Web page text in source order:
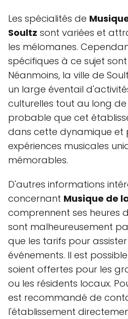
Les spécialités de
Soultz sont variées et
les mélomanes.
spécifiques à ce sujet
Néanmoins, la ville de
un large éventail
culturelles tout au long
probable que cet
dans cette dynamique et
expériences musicales
mémorables.
D'autres informations
concernant Musique de
comprennent ses heures
sont malheureusement
que les tarifs pour
événements. Il est
soient offertes pour les
ou les résidents locaux.
est recommandé de
l'établissement